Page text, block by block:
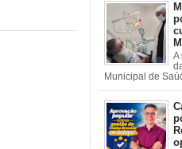
A
Municipal de